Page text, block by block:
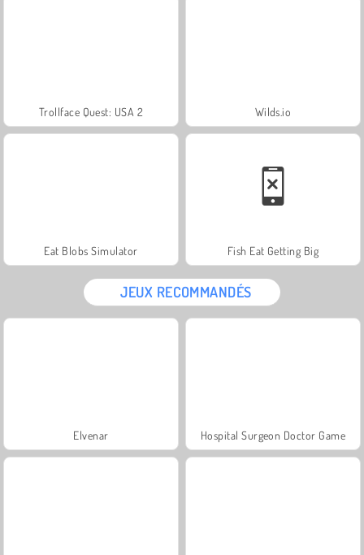
Trollface Quest: USA 2 Wilds.io
Eat Blobs Simulator Fish Eat Getting Big
JEUX RECOMMANDÉS
Elvenar Hospital Surgeon Doctor Game